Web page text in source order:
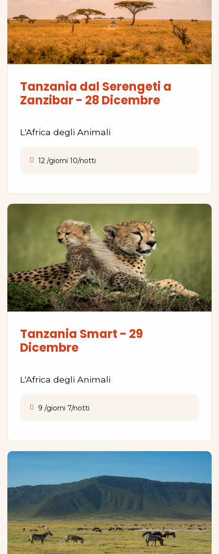
Tanzania dal Serengeti a
Zanzibar - 28 Dicembre
L'Africa degli Animali
12 /giorni 10/notti
Tanzania Smart - 29
Dicembre
L'Africa degli Animali
9 /giorni 7/notti